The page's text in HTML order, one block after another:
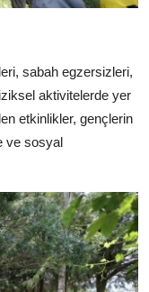
sabah egzersizleri,
aktivitelerde yer
etkinlikler, gençlerin
ve sosyal